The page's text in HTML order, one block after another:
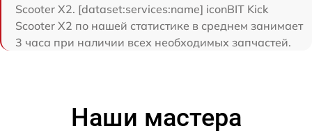
Scooter X2. [dataset:services:name] iconBIT Kick
Scooter X2 по нашей статистике в среднем занимает
3 часа при наличии всех необходимых запчастей.
Наши мастера